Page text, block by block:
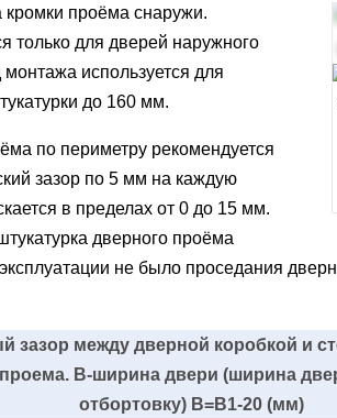
кромки проёма снаружи.
только для дверей наружного
используется для
до 160 мм.
по периметру рекомендуется
зазор по 5 мм на каждую
в пределах от 0 до 15 мм.
дверного проёма
не было проседания
зазор между дверной коробкой и
В-ширина двери (ширина
отбортовку) В=В1-20 (мм)